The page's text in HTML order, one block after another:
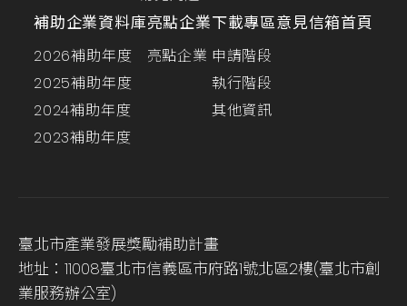
補助企業資料庫
2026補助年度
2025補助年度
2024補助年度
2023補助年度
亮點企業
亮點企業
下載專區
申請階段
執行階段
其他資訊
意見信箱首頁
臺北市產業發展獎勵補助計畫
地址：11008臺北市信義區市府路1號北區2樓(臺北市創
業服務辦公室)